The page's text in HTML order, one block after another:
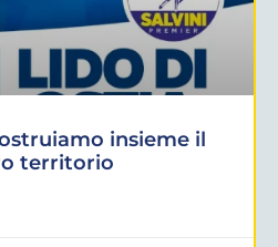
insieme il
territorio